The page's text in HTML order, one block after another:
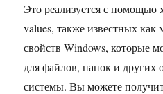
Это реализуется с помощью
values, также известных
свойств Windows, которые
для файлов, папок и других
системы. Вы можете